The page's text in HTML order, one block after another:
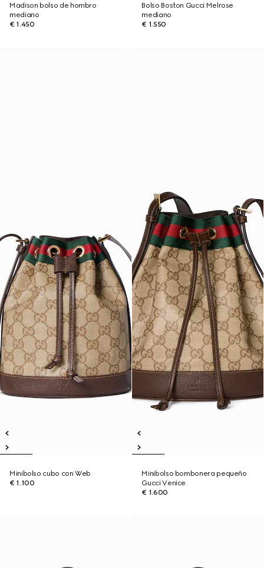
Madison bolso de hombro
mediano
€ 1.450
Bolso Boston Gucci Melrose
mediano
€ 1.550
Minibolso cubo con Web
€ 1.100
Minibolso bombonera pequeño
Gucci Venice
€ 1.600